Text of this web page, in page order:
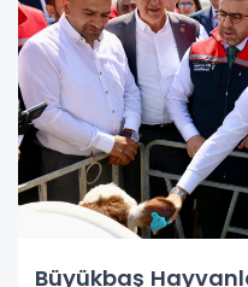
Büyükbaş